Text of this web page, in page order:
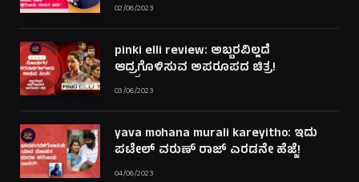
02/06/2023
pinki elli review: ಅಬ್ಬರವಿಲ್ಲದೆ
ಆದ್ರ್ರಗೊಳಿಸುವ ಅಪರೂಪದ ಚಿತ್ರ!
03/06/2023
yava mohana murali kareyitho: ಇದು
ಪಟೇಲ್ ವರುಣ್ ರಾಜ್ ಎರಡನೇ ಹೆಜ್ಜೆ!
04/06/2023